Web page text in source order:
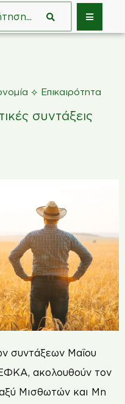
⟡ Επικαιρότητα
συντάξεις
συντάξεων Μαΐου
ακολουθούν τον
Μισθωτών και Μη